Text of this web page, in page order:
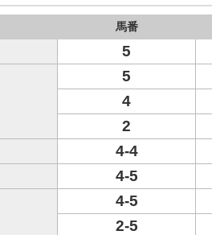
馬番
5
5
4
2
4-4
4-5
4-5
2-5